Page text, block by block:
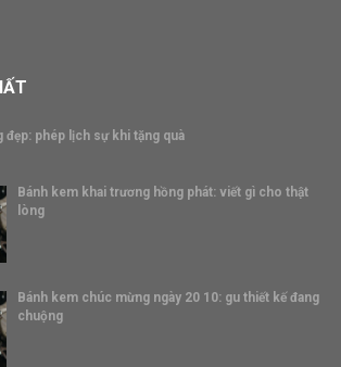
đẹp: phép lịch sự khi tặng quà
Bánh kem khai trương hồng phát: viết gì cho thật
lòng
Bánh kem chúc mừng ngày 20 10: gu thiết kế đang
chuộng